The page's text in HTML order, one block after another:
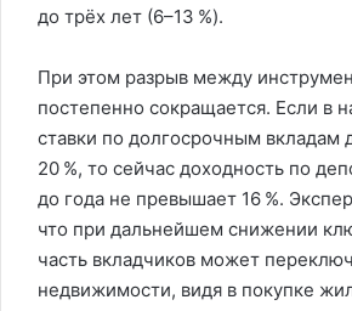
до трёх лет (6–13 %).
При этом разрыв между
постепенно сокращается. Если в
ставки по долгосрочным вкладам
20 %, то сейчас доходность по
до года не превышает 16 %.
что при дальнейшем снижении
часть вкладчиков может
недвижимости, видя в покупке